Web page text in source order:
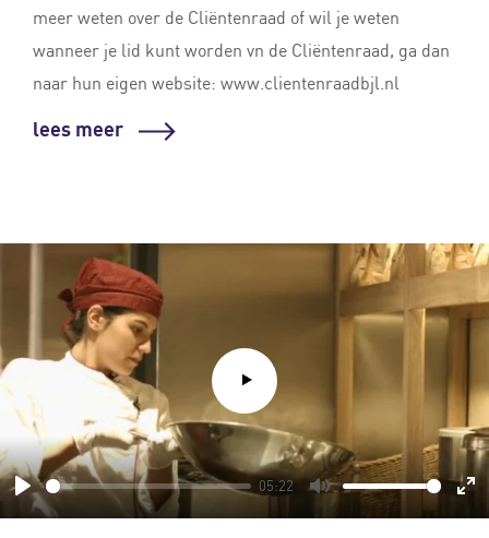
meer weten over de Cliëntenraad of wil je weten
wanneer je lid kunt worden vn de Cliëntenraad, ga dan
naar hun eigen website: www.clientenraadbjl.nl
lees meer
Play
05:22
Mute